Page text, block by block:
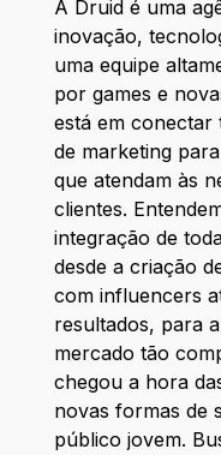
A Druid é uma
inovação,
uma equipe
por games e
está em conectar
de marketing
que atendam às
clientes.
integração de
desde a criação
com influencers
resultados, para
mercado tão
chegou a hora
novas formas de
público jovem.